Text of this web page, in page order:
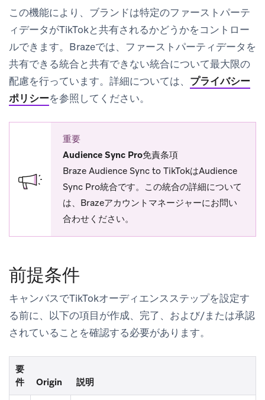
この機能により、ブランドは特定のファーストパーテ
ィデータがTikTokと共有されるかどうかをコントロー
ルできます。Brazeでは、ファーストパーティデータを
共有できる統合と共有できない統合について最大限の
配慮を行っています。詳細については、 プライバシー
ポリシーを参照してください。
重要
Audience Sync Pro免責条項
Braze Audience Sync to TikTokはAudience
Sync Pro統合です。この統合の詳細について
は、Brazeアカウントマネージャーにお問い
合わせください。
前提条件
キャンバスでTikTokオーディエンスステップを設定す
る前に、以下の項目が作成、完了、および/または承認
されていることを確認する必要があります。
要
件
Origin 説明